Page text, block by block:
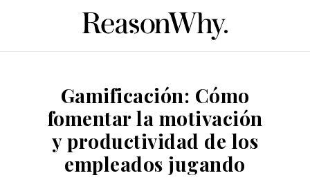
Gamificación: Cómo
fomentar la motivación
y productividad de los
empleados jugando